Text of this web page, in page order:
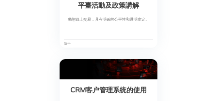
平臺活動及政策講解
動態線上交易，具有明確的公平性和透明度定。
新手
CRM客户管理系统的使用